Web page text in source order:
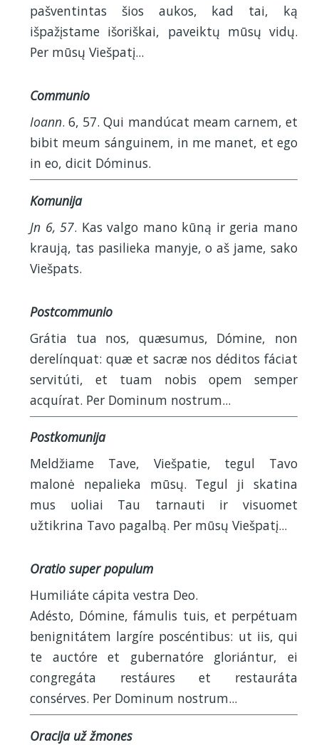
pašventintas šios aukos, kad tai, ką
išpažįstame išoriškai, paveiktų mūsų vidų.
Per mūsų Viešpatį...
Communio
Ioann. 6, 57. Qui mandúcat meam carnem, et
bibit meum sánguinem, in me manet, et ego
in eo, dicit Dóminus.
Komunija
Jn 6, 57. Kas valgo mano kūną ir geria mano
kraują, tas pasilieka manyje, o aš jame, sako
Viešpats.
Postcommunio
Grátia tua nos, quæsumus, Dómine, non
derelínquat: quæ et sacræ nos déditos fáciat
servitúti, et tuam nobis opem semper
acquírat. Per Dominum nostrum...
Postkomunija
Meldžiame Tave, Viešpatie, tegul Tavo
malonė nepalieka mūsų. Tegul ji skatina
mus uoliai Tau tarnauti ir visuomet
užtikrina Tavo pagalbą. Per mūsų Viešpatį...
Oratio super populum
Humiliáte cápita vestra Deo.
Adésto, Dómine, fámulis tuis, et perpétuam
benignitátem largíre poscéntibus: ut iis, qui
te auctóre et gubernatóre gloriántur, ei
congregáta restáures et restauráta
consérves. Per Dominum nostrum...
Oracija už žmones